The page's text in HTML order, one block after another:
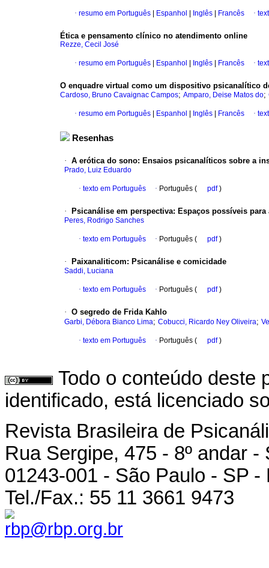
· resumo em Português Espanhol Inglês Francês ·
Ética e pensamento clínico no atendimento online
Rezze, Cecil José
· resumo em Português Espanhol Inglês Francês ·
O enquadre virtual como um dispositivo psicanalítico
Cardoso, Bruno Cavaignac Campos; Amparo, Deise Matos do;
· resumo em Português Espanhol Inglês Francês ·
Resenhas
· A erótica do sono: Ensaios psicanalíticos sobre a
Prado, Luiz Eduardo
· texto em Português · Português ( pdf)
· Psicanálise em perspectiva: Espaços possíveis
Peres, Rodrigo Sanches
· texto em Português · Português ( pdf)
· Paixanaliticom: Psicanálise e comicidade
Saddi, Luciana
· texto em Português · Português ( pdf)
· O segredo de Frida Kahlo
Garbi, Débora Bianco Lima; Cobucci, Ricardo Ney Oliveira;
· texto em Português · Português ( pdf)
Todo o conteúdo deste
identificado, está licenciado
Revista Brasileira de
Rua Sergipe, 475 - 8º andar -
01243-001 - São Paulo - SP -
Tel./Fax.: 55 11 3661 9473
rbp@rbp.org.br